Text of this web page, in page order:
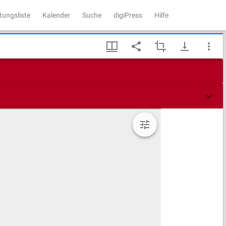
Kalender Suche digiPress Hilfe